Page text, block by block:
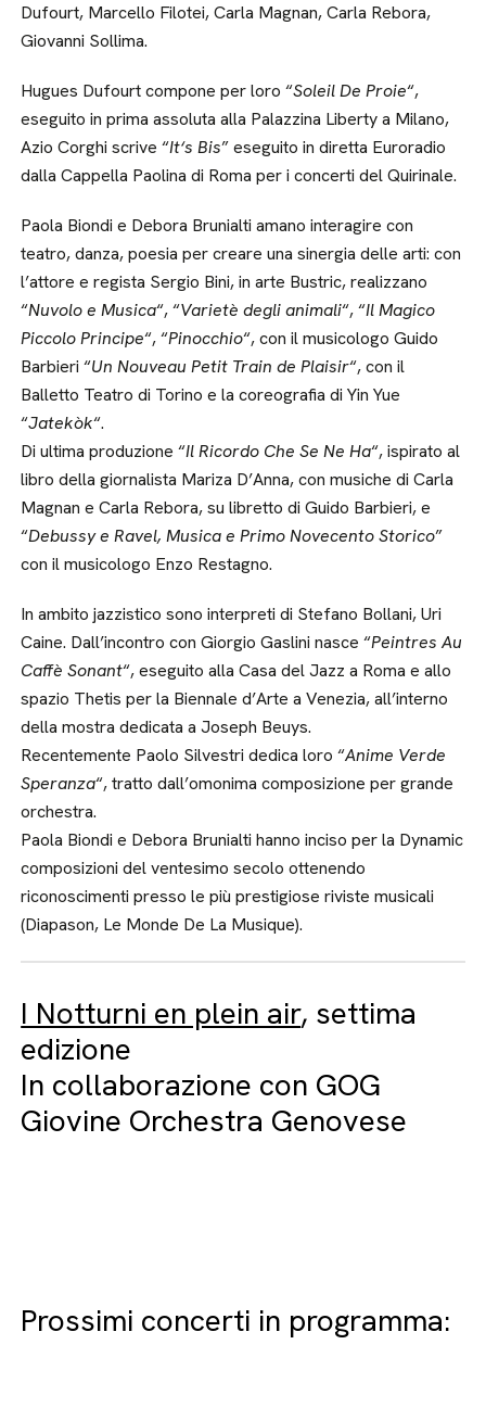
Dufourt, Marcello Filotei, Carla Magnan, Carla Rebora,
Giovanni Sollima.
Hugues Dufourt compone per loro “Soleil De Proie“,
eseguito in prima assoluta alla Palazzina Liberty a Milano,
Azio Corghi scrive “It‘s Bis” eseguito in diretta Euroradio
dalla Cappella Paolina di Roma per i concerti del Quirinale.
Paola Biondi e Debora Brunialti amano interagire con
teatro, danza, poesia per creare una sinergia delle arti: con
l’attore e regista Sergio Bini, in arte Bustric, realizzano
“Nuvolo e Musica“, “Varietè degli animali“, “Il Magico
Piccolo Principe“, “Pinocchio“, con il musicologo Guido
Barbieri “Un Nouveau Petit Train de Plaisir“, con il
Balletto Teatro di Torino e la coreografia di Yin Yue
“Jatekòk“.
Di ultima produzione “Il Ricordo Che Se Ne Ha“, ispirato al
libro della giornalista Mariza D’Anna, con musiche di Carla
Magnan e Carla Rebora, su libretto di Guido Barbieri, e
“Debussy e Ravel, Musica e Primo Novecento Storico”
con il musicologo Enzo Restagno.
In ambito jazzistico sono interpreti di Stefano Bollani, Uri
Caine. Dall’incontro con Giorgio Gaslini nasce “Peintres Au
Caffè Sonant“, eseguito alla Casa del Jazz a Roma e allo
spazio Thetis per la Biennale d’Arte a Venezia, all’interno
della mostra dedicata a Joseph Beuys.
Recentemente Paolo Silvestri dedica loro “Anime Verde
Speranza“, tratto dall’omonima composizione per grande
orchestra.
Paola Biondi e Debora Brunialti hanno inciso per la Dynamic
composizioni del ventesimo secolo ottenendo
riconoscimenti presso le più prestigiose riviste musicali
(Diapason, Le Monde De La Musique).
I Notturni en plein air, settima
edizione
In collaborazione con GOG
Giovine Orchestra Genovese
Prossimi concerti in programma: